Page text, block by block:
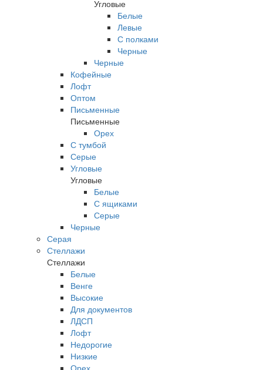
Угловые
Белые
Левые
С полками
Черные
Черные
Кофейные
Лофт
Оптом
Письменные
Письменные
Орех
С тумбой
Серые
Угловые
Угловые
Белые
С ящиками
Серые
Черные
Серая
Стеллажи
Стеллажи
Белые
Венге
Высокие
Для документов
ЛДСП
Лофт
Недорогие
Низкие